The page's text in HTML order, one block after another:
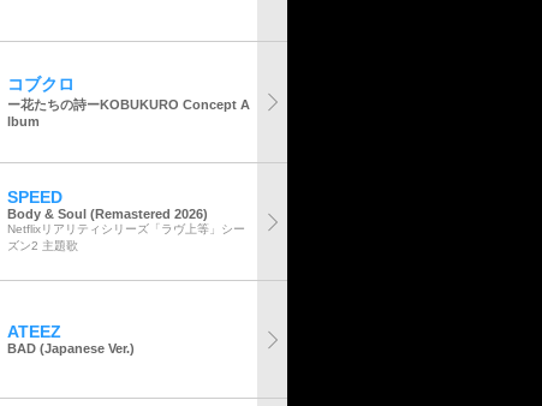
コブクロ
ー花たちの詩ーKOBUKURO Concept A
lbum
SPEED
Body & Soul (Remastered 2026)
Netflixリアリティシリーズ「ラヴ上等」シー
ズン2 主題歌
ATEEZ
BAD (Japanese Ver.)